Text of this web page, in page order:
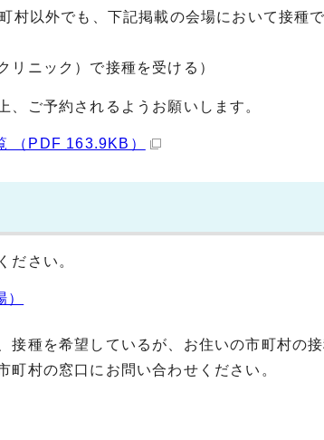
以外でも、下記掲載の会場において接種
リニック）で接種を受ける）
ご予約されるようお願いします。
（PDF 163.9KB）
ださい。
接種を希望しているが、お住いの市町村の
村の窓口にお問い合わせください。